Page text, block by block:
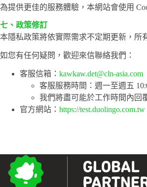
為提供更佳的服務體驗，本網站會使用
七、政策修訂
本隱私政策將依實際需求不定期更新，所
如您有任何疑問，歡迎來信聯絡我們：
客服信箱： kawkaw.det@cln-asia.com
客服服務時間：週一至週五
我們將盡可能於工作時間內回
官方網站： https://test.duolingo.com.tw